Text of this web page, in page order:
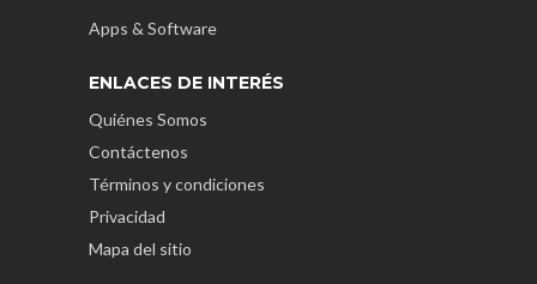
Apps & Software
ENLACES DE INTERÉS
Quiénes Somos
Contáctenos
Términos y condiciones
Privacidad
Mapa del sitio